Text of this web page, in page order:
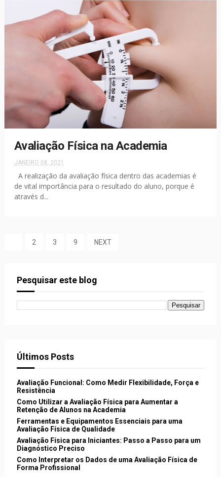
Avaliação Física na Academia
JANEIRO 08, 2021
A realização da avaliação física dentro das academias é
de vital importância para o resultado do aluno, porque é
através d...
2 3 9 NEXT
Pesquisar este blog
Últimos Posts
Avaliação Funcional: Como Medir Flexibilidade, Força e
Resistência
Como Utilizar a Avaliação Física para Aumentar a
Retenção de Alunos na Academia
Ferramentas e Equipamentos Essenciais para uma
Avaliação Física de Qualidade
Avaliação Física para Iniciantes: Passo a Passo para um
Diagnóstico Preciso
Como Interpretar os Dados de uma Avaliação Física de
Forma Profissional